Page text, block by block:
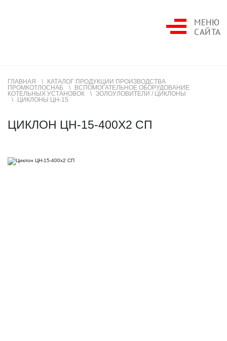
МЕНЮ
САЙТА
ГЛАВНАЯ
КАТАЛОГ ПРОДУКЦИИ ПРОИЗВОДСТВА
ПРОМКОТЛОСНАБ
ВСПОМОГАТЕЛЬНОЕ ОБОРУДОВАНИЕ
КОТЕЛЬНЫХ УСТАНОВОК
ЗОЛОУЛОВИТЕЛИ / ЦИКЛОНЫ
ЦИКЛОНЫ ЦН-15
ЦИКЛОН ЦН-15-400Х2 СП